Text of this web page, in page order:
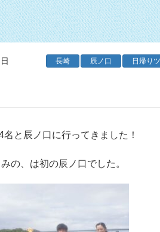
日帰り
辰ノ口
長崎
と辰ノ口に行ってきました！
の、は初の辰ノ口でした。